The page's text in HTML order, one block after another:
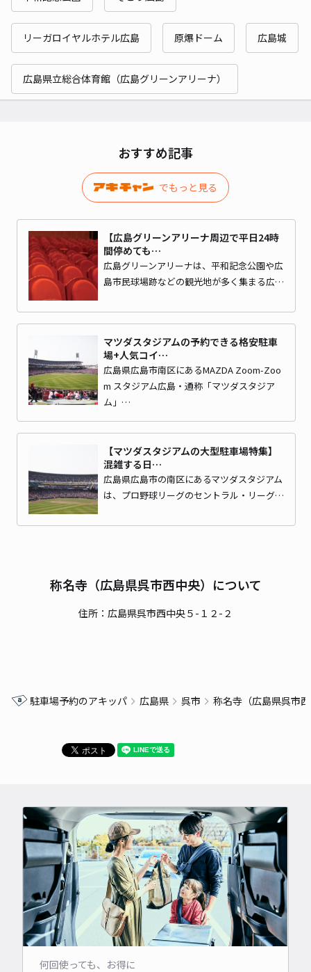
リーガロイヤルホテル広島 原爆ドーム 広島城
広島県立総合体育館（広島グリーンアリーナ）
おすすめ記事
でもっと見る
【広島グリーンアリーナ周辺で平日24時
間停めても…
広島グリーンアリーナは、平和記念公園や広
島市民球場跡などの観光地が多く集まる広…
マツダスタジアムの予約できる格安駐車
場+人気コイ…
広島県広島市南区にあるMAZDA Zoom-Zoo
m スタジアム広島・通称「マツダスタジア
ム」…
【マツダスタジアムの大型駐車場特集】
混雑する日…
広島県広島市の南区にあるマツダスタジアム
は、プロ野球リーグのセントラル・リーグ…
称名寺（広島県呉市西中央）について
住所：広島県呉市西中央５-１２-２
駐車場予約のアキッパ 広島県 呉市 称名寺（広島県呉市
何回使っても、お得に